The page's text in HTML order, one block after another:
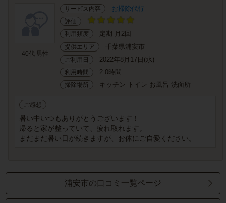
40代 男性
サービス内容 お掃除代行
評価
利用頻度
定期 月2回
提供エリア 千葉県浦安市
ご利用日 2022年8月17日(水)
利用時間 2.0時間
掃除場所 キッチン トイレ お風呂 洗面所
ご感想
暑い中いつもありがとうございます！
帰ると家が整っていて、疲れ取れます。
まだまだ暑い日が続きますが、お体にご自愛ください。
浦安市の口コミ一覧ページ